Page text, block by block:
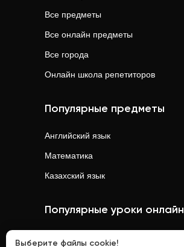
Все предметы
Все онлайн предметы
Все города
Онлайн школа репетиторов
Популярные предметы
Английский язык
Математика
Казахский язык
Популярные уроки онлайн
Выберите файлы cookie!